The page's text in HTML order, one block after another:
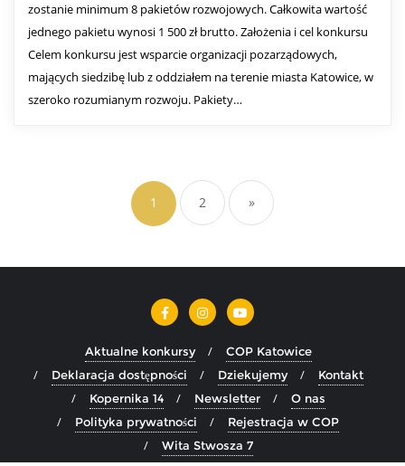
zostanie minimum 8 pakietów rozwojowych. Całkowita wartość
jednego pakietu wynosi 1 500 zł brutto. Założenia i cel konkursu
Celem konkursu jest wsparcie organizacji pozarządowych,
mających siedzibę lub z oddziałem na terenie miasta Katowice, w
szeroko rozumianym rozwoju. Pakiety…
1 2 »
Aktualne konkursy
COP Katowice
Deklaracja dostępności
Dziekujemy
Kontakt
Kopernika 14
Newsletter
O nas
Polityka prywatności
Rejestracja w COP
Wita Stwosza 7